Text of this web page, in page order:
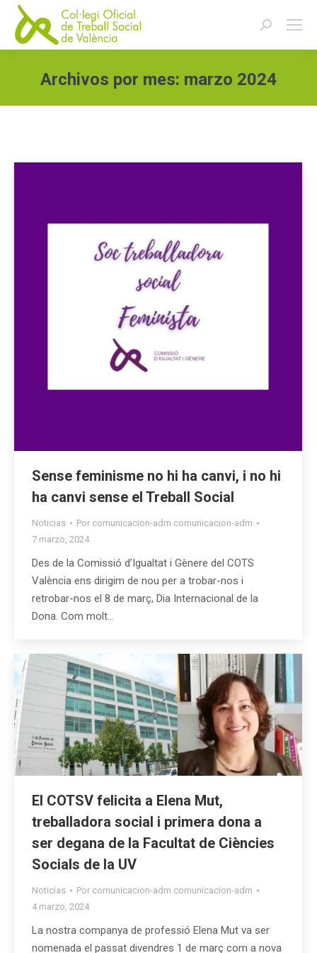
Buscar:
Archivos por mes: marzo 2024
Sense feminisme no hi ha canvi, i no hi
ha canvi sense el Treball Social
Noticias Por comunicacion-adm comunicacion-adm
7 marzo, 2024
Des de la Comissió d’Igualtat i Gènere del COTS
València ens dirigim de nou per a trobar-nos i
retrobar-nos el 8 de març, Dia Internacional de la
Dona. Com molt…
El COTSV felicita a Elena Mut,
treballadora social i primera dona a
ser degana de la Facultat de Ciències
Socials de la UV
Noticias Por comunicacion-adm comunicacion-adm
4 marzo, 2024
La nostra companya de professió Elena Mut va ser
nomenada el passat divendres 1 de març com a nova